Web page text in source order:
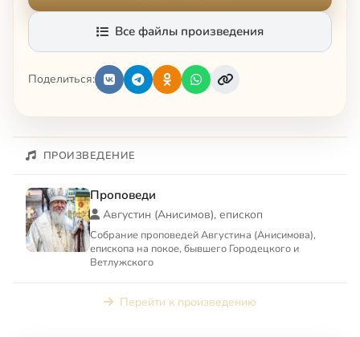
Все файлы произведения
Поделиться:
ПРОИЗВЕДЕНИЕ
Проповеди
Августин (Анисимов), епископ
Собрание проповедей Августина (Анисимова),
епископа на покое, бывшего Городецкого и
Ветлужского
Перейти к произведению